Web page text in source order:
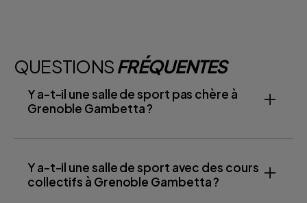
QUESTIONSFRÉQUENTES
Y a-t-il une salle de sport pas chère à
Grenoble Gambetta ?
Y a-t-il une salle de sport avec des cours
collectifs à Grenoble Gambetta ?